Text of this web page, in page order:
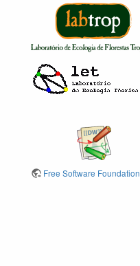
Free Software Foundation